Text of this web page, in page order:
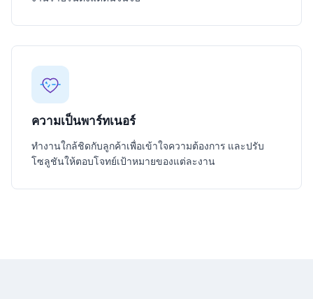
ความเป็นพาร์ทเนอร์
ทำงานใกล้ชิดกับลูกค้าเพื่อเข้าใจความต้องการ และปรับ
โซลูชันให้ตอบโจทย์เป้าหมายของแต่ละงาน